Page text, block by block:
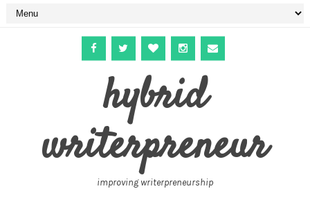
hybrid
writerpreneur
improving writerpreneurship